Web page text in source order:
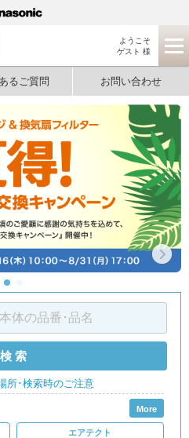
ようこそ
ゲスト 様
るご質問 お問い合わせ
検 索
所･検索時のご注意
More
エアテクト